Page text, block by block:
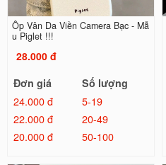
Ốp Vân Da Viền Camera Bạc - Mẫ
u Piglet !!!
28.000 đ
Đơn giá
Số lượng
24.000 đ
5-19
22.000 đ
20-49
20.000 đ
50-100